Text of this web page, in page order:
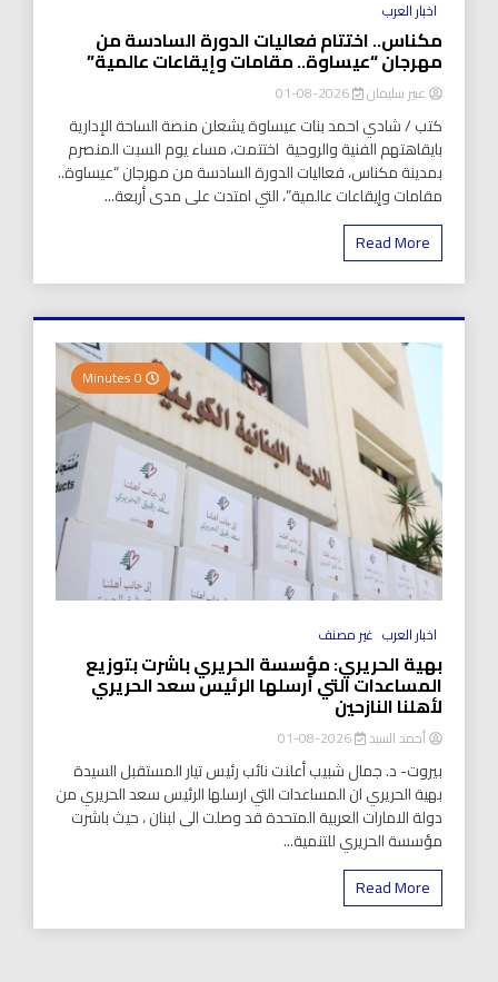
اخبار العرب
مكناس.. اختتام فعاليات الدورة السادسة من
مهرجان “عيساوة.. مقامات وإيقاعات عالمية”
عبير سليمان 2026-08-01
كتب / شادي احمد بنات عيساوة يشعلن منصة الساحة الإدارية
بايقاهتهم الفنية والروحية اختتمت، مساء يوم السبت المنصرم
بمدينة مكناس، فعاليات الدورة السادسة من مهرجان “عيساوة..
مقامات وإيقاعات عالمية”، التي امتدت على مدى أربعة...
Read More
اخبار العرب غير مصنف
بهية الحريري: مؤسسة الحريري باشرت بتوزيع
المساعدات التي أرسلها الرئيس سعد الحريري
لأهلنا النازحين
أحمد السيد 2026-08-01
بيروت- د. جمال شبيب أعلنت نائب رئيس تيار المستقبل السيدة
بهية الحريري ان المساعدات التي ارسلها الرئيس سعد الحريري من
دولة الامارات العربية المتحدة قد وصلت الى لبنان ، حيث باشرت
مؤسسة الحريري للتنمية...
Read More